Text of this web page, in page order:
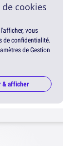
cookies
vous
de confidentialité.
de Gestion
& afficher